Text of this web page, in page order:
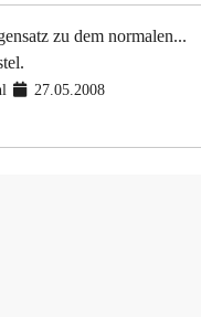
zu dem normalen...
27.05.2008